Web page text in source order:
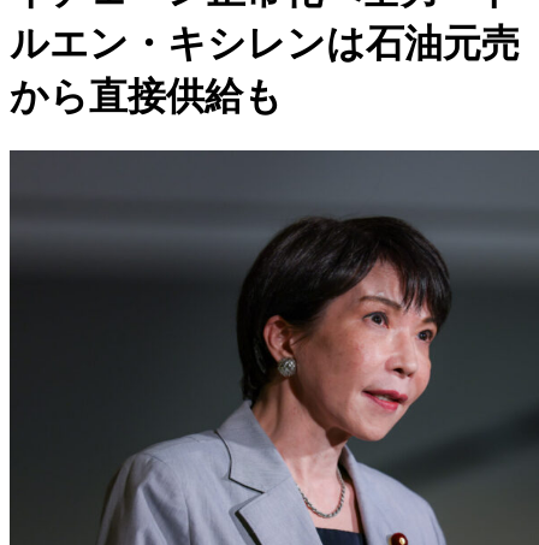
ルエン・キシレンは石油元売
から直接供給も